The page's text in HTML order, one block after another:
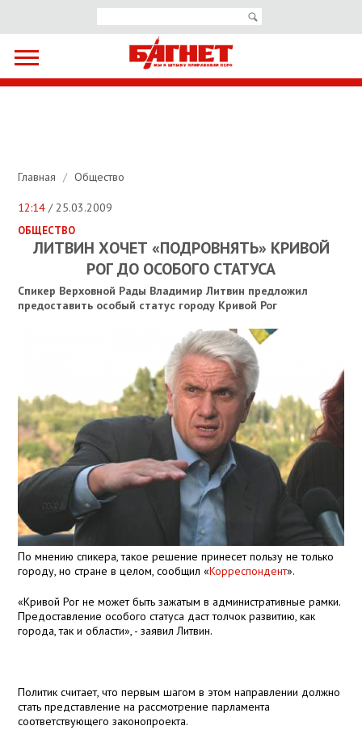
Главная / Общество
12:14 / 25.03.2009
ОБЩЕСТВО
ЛИТВИН ХОЧЕТ «ПОДРОВНЯТЬ» КРИВОЙ
РОГ ДО ОСОБОГО СТАТУСА
Спикер Верховной Рады Владимир Литвин предложил
предоставить особый статус городу Кривой Рог
По мнению спикера, такое решение принесет пользу не только
городу, но стране в целом, сообщил «Корреспондент».
«Кривой Рог не может быть зажатым в административные рамки.
Предоставление особого статуса даст толчок развитию, как
города, так и области», - заявил Литвин.
Политик считает, что первым шагом в этом направлении должно
стать представление на рассмотрение парламента
соответствующего законопроекта.